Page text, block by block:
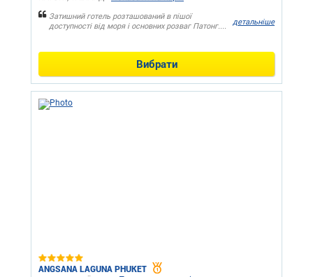
Затишний готель розташований в пішої
доступності від моря і основних розваг Патонг....
детальніше
Вибрати
ANGSANA LAGUNA PHUKET